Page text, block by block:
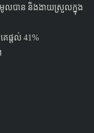
រមូលបាន និងងាយស្រួលក្នុង
េផ្តល់ 41%